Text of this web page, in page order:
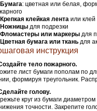
Бумага: цветная или белая,
Крепкая клейкая лента или
Ножницы для подрезки
Фломастеры или маркеры для
Цветная бумага или ткань для
инструкция
тело пожарного.
лист бумаги пополам по
формируя треугольник.
голову.
круг из бумаги
точности. Закрепите